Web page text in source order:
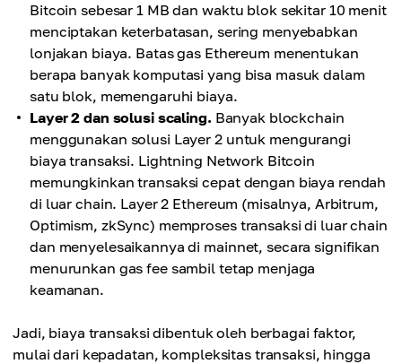
Bitcoin sebesar 1 MB dan waktu blok sekitar 10 menit
menciptakan keterbatasan, sering menyebabkan
lonjakan biaya. Batas gas Ethereum menentukan
berapa banyak komputasi yang bisa masuk dalam
satu blok, memengaruhi biaya.
Layer 2 dan solusi scaling. Banyak blockchain
menggunakan solusi Layer 2 untuk mengurangi
biaya transaksi. Lightning Network Bitcoin
memungkinkan transaksi cepat dengan biaya rendah
di luar chain. Layer 2 Ethereum (misalnya, Arbitrum,
Optimism, zkSync) memproses transaksi di luar chain
dan menyelesaikannya di mainnet, secara signifikan
menurunkan gas fee sambil tetap menjaga
keamanan.
Jadi, biaya transaksi dibentuk oleh berbagai faktor,
mulai dari kepadatan, kompleksitas transaksi, hingga